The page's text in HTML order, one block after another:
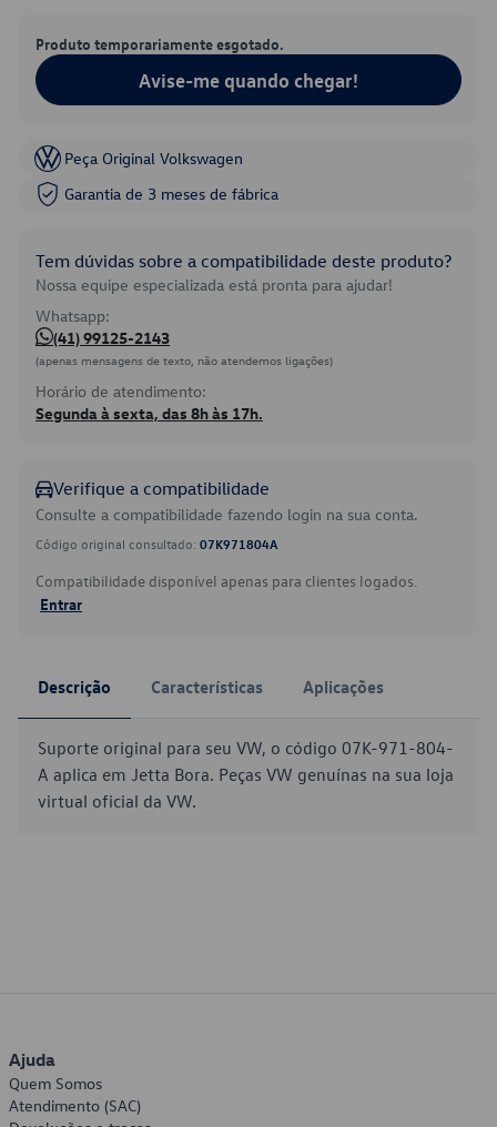
Produto temporariamente esgotado.
Avise-me quando chegar!
Peça Original Volkswagen
Garantia de 3 meses de fábrica
Tem dúvidas sobre a compatibilidade deste produto?
Nossa equipe especializada está pronta para ajudar!
Whatsapp:
(41) 99125-2143
(apenas mensagens de texto, não atendemos ligações)
Horário de atendimento:
Segunda à sexta, das 8h às 17h.
Verifique a compatibilidade
Consulte a compatibilidade fazendo login na sua conta.
Código original consultado: 07K971804A
Compatibilidade disponível apenas para clientes logados.
Entrar
Descrição Características Aplicações
Suporte original para seu VW, o código 07K-971-804-
A aplica em Jetta Bora. Peças VW genuínas na sua loja
virtual oficial da VW.
Ajuda
Quem Somos
Atendimento (SAC)